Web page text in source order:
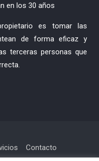
en los 30 años
es tomar las
de forma eficaz y
terceras personas que
Contacto